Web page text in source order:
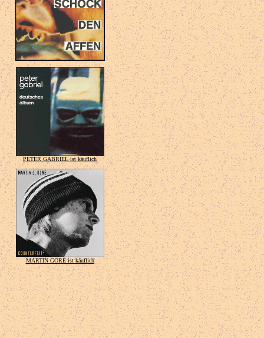
PETER GABRIEL ist käuflich
MARTIN GORE ist käuflich